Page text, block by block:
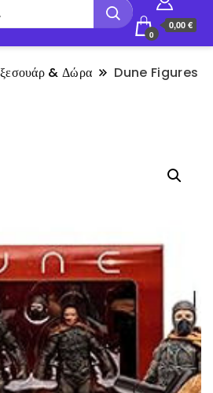
0
0,00 €
& Δώρα Dune Figures